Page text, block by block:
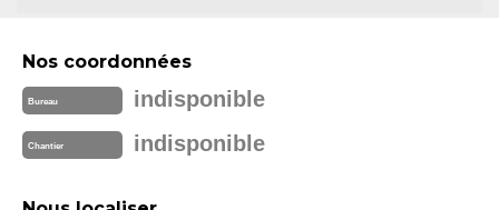
Nos coordonnées
Bureau indisponible
Chantier indisponible